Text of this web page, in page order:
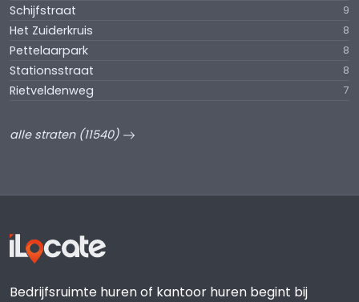
Schijfstraat 9
Het Zuiderkruis 8
Pettelaarpark 8
Stationsstraat 8
Rietveldenweg 7
alle straten (11540)
Bedrijfsruimte huren of kantoor huren begint bij